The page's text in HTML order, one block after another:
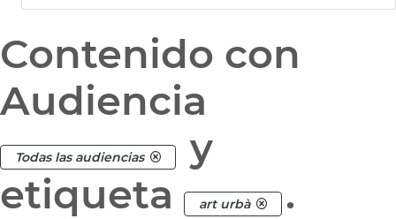
Contenido con
Audiencia
Todas las audiencias
y
etiqueta
art urbà .